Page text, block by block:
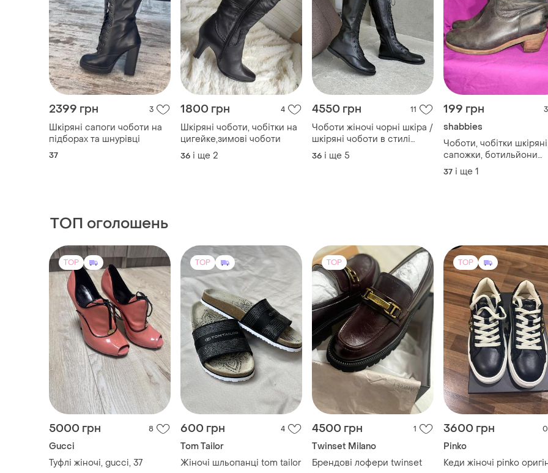
2399 грн 3
Шкіряні сапоги чоботи на
підборах та шнурівці
37
1800 грн 4
Шкіряні чоботи, чобітки на
цигейке,зимові чоботи
36 і ще 2
4550 грн 11
Чоботи жіночі чорні шкіра /
шкіряні чоботи в стилі
barefoot / демісезонні
чоботи на шнурівці /
36 і ще 5
199 грн 3
shabbies
Чоботи, чобітки
сапожки, ботильйони
жіночі
37 і ще 1
ТОП оголошень
TOP
5000 грн 8
Gucci
Туфлі жіночі, gucci, 37
TOP
600 грн 4
Tom Tailor
Жіночі шльопанці tom tailor
TOP
4500 грн 1
Twinset Milano
Брендові лофери twinset
TOP
3600 грн 0
Pinko
Кеди жіночі pinko